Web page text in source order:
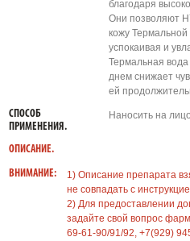
благодаря
Они позволяют
кожу
успокаивая и
Термальная
днем снижает
ей
СПОСОБ
ПРИМЕНЕНИЯ.
Наносить на
ОПИСАНИЕ.
ВНИМАНИЕ:
1) Описание препарата
не совпадать с
2) Для предоставлении
задайте свой вопрос
69-61-90/91/92, +7(929)